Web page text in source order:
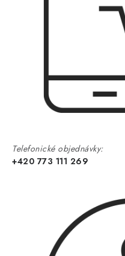
Telefonické objednávky:
+420 773 111 269